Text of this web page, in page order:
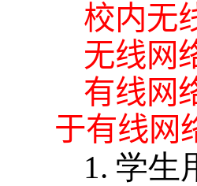
校内无
无线网
有线网
于有线网
1. 学生